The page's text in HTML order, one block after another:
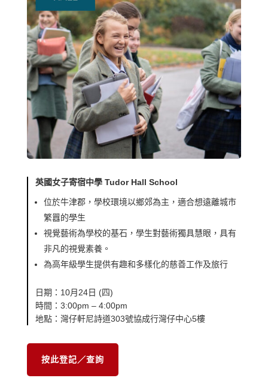
英國女子寄宿中學 Tudor Hall School
位於牛津郡，學校環境以鄉郊為主，適合想遠離城市
繁囂的學生
視覺藝術為學校的基石，學生對藝術獨具慧眼，具有
非凡的視覺素養。
為高年級學生提供有趣和多樣化的慈善工作及旅行
日期：10月24日 (四)
時間：3:00pm – 4:00pm
地點：灣仔軒尼詩道303號協成行灣仔中心5樓
按此登記／查詢